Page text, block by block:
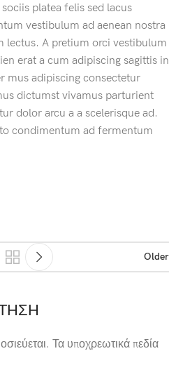
platea felis sed lacus
vestibulum ad aenean nostra
lectus. A pretium orci vestibulum
erat a cum adipiscing sagittis in
mus adipiscing consectetur
dictumst vivamus parturient
dolor arcu a a scelerisque ad.
condimentum ad fermentum
Older
Τα υποχρεωτικά πεδία